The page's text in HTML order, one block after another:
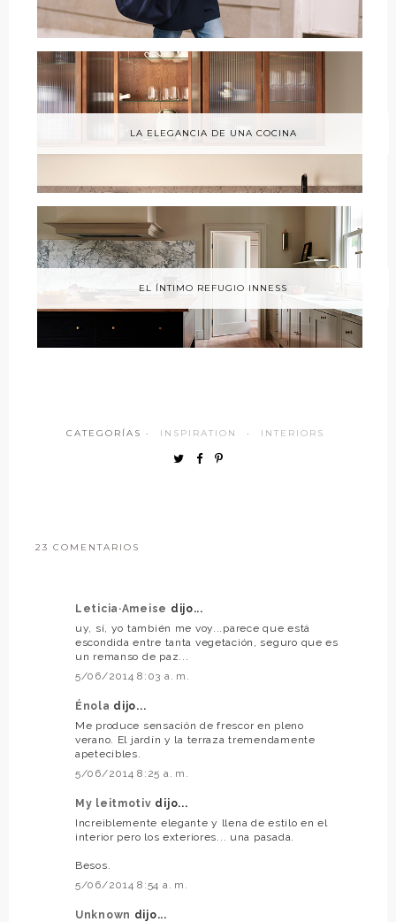
LA ELEGANCIA DE UNA COCINA
EL ÍNTIMO REFUGIO INNESS
CATEGORÍAS · INSPIRATION · INTERIORS
23 COMENTARIOS
Leticia·Ameise dijo...
uy, sí, yo también me voy...parece que está
escondida entre tanta vegetación, seguro que es
un remanso de paz...
5/06/2014 8:03 a. m.
Énola dijo...
Me produce sensación de frescor en pleno
verano. El jardín y la terraza tremendamente
apetecibles.
5/06/2014 8:25 a. m.
My leitmotiv dijo...
Increiblemente elegante y llena de estilo en el
interior pero los exteriores... una pasada.
Besos.
5/06/2014 8:54 a. m.
Unknown dijo...